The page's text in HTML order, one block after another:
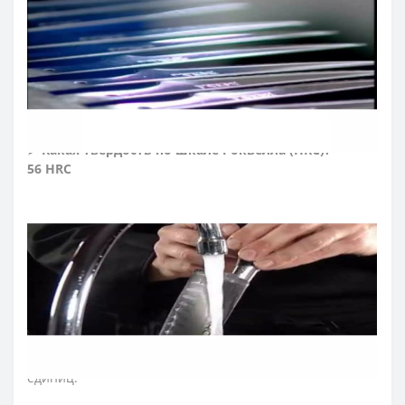
соединение. Ручки серии Niza ударопрочные, долгое
время сохраняют свою целостность и
привлекательный внешний вид.
➤ Упаковка ножей Аркос серии Niza?
Ножи серии Niza упакованы в блистер
➤ Какая твердость по шкале Роквелла (HRC)?
56 HRC
твердость стального лезвия. Его проверяют с
помощью специального твердомера, изобретенного
американцем Х.М. Роквеллом и названного в его честь.
Тестирование проходит так: на лезвие ножа
размещают металлический шарик, который
вдавливают, измеряя углубление. Результаты
измеряют в условных единицах, которые обозначают
единиц.